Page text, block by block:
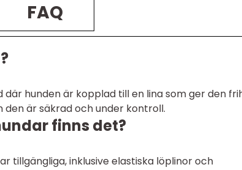
FAQ
hunden är kopplad till en lina som ger den
är säkrad och under kontroll.
finns det?
tillgängliga, inklusive elastiska löplinor och